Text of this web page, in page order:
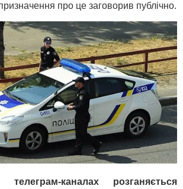
про це заговорив публічно.
каналах розганяється